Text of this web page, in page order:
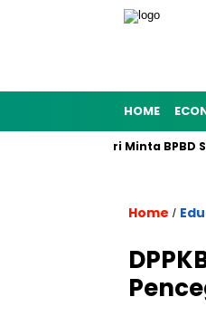
HOME
2025, Munafri Minta BPBD
Home /